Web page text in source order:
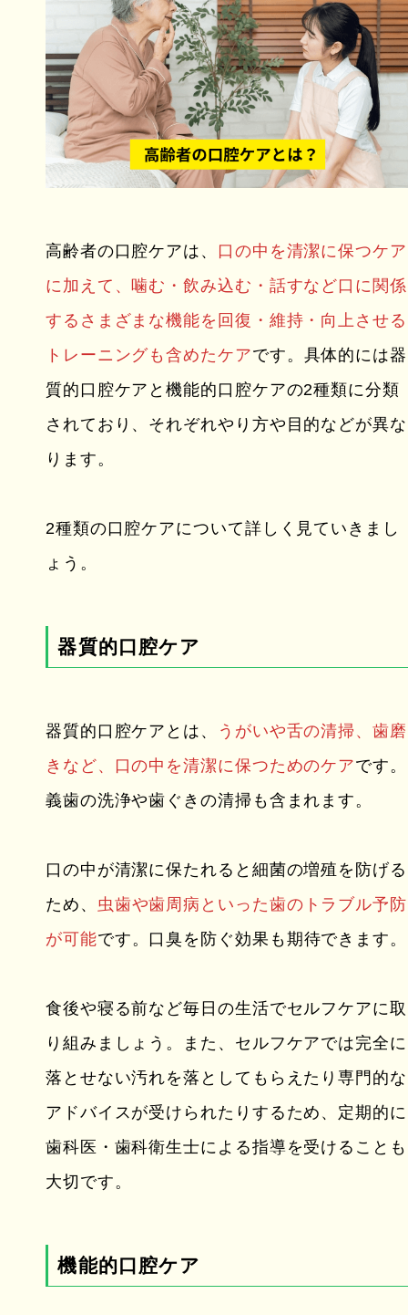
高齢者の口腔ケアは、 口の中を清潔に保つケア
に加えて、噛む・飲み込む・話すなど口に関係
するさまざまな機能を回復・維持・向上させる
トレーニングも含めたケアです。具体的には器
質的口腔ケアと機能的口腔ケアの2種類に分類
されており、それぞれやり方や目的などが異な
ります。
2種類の口腔ケアについて詳しく見ていきまし
ょう。
器質的口腔ケア
器質的口腔ケアとは、
うがいや舌の清掃、歯磨
きなど、口の中を清潔に保つためのケアです。
義歯の洗浄や歯ぐきの清掃も含まれます。
口の中が清潔に保たれると細菌の増殖を防げる
ため、 虫歯や歯周病といった歯のトラブル予防
が可能です。口臭を防ぐ効果も期待できます。
食後や寝る前など毎日の生活でセルフケアに取
り組みましょう。また、セルフケアでは完全に
落とせない汚れを落としてもらえたり専門的な
アドバイスが受けられたりするため、定期的に
歯科医・歯科衛生士による指導を受けることも
大切です。
機能的口腔ケア